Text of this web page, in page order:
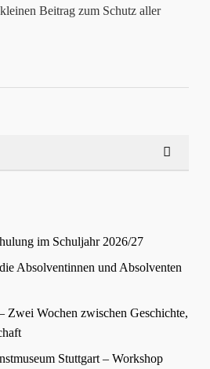
Beitrag zum Schutz aller
im Schuljahr 2026/27
Absolventinnen und Absolventen
Zwei Wochen zwischen Geschichte,
Stuttgart – Workshop